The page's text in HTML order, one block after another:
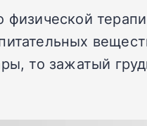
то зажатый